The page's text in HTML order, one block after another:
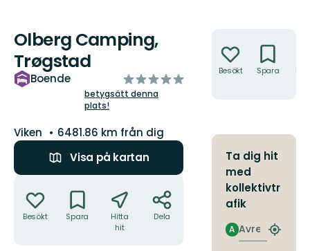
Olberg Camping,
Trøgstad
Boende
av
5
betygsätt denna
plats!
Län:
Viken
6481.86 km från dig
Visa på kartan
Besökt Spara
Hitta
hit
Dela
Besökt Spara
Ta dig hit
med
kollektivtr
afik
Avresa
A
Hitta